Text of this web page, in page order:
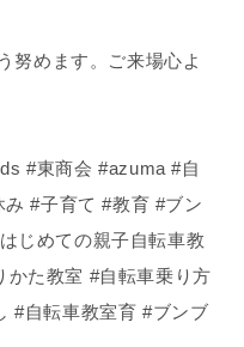
努めます。ご来場心よ
#東商会 #azuma #自
#子育て #教育 #ブン
じめての親子自転車教
かた教室 #自転車乗り方
#自転車教室育 #ブンブ